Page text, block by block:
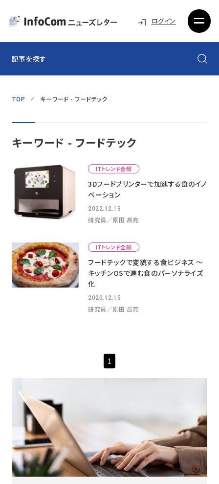
ログイン
記事を探す
TOP キーワード - フードテック
キーワード - フードテック
ITトレンド全般
3Dフードプリンターで加速する食のイノ
ベーション
2022.12.13
研究員／原田 昌亮
ITトレンド全般
フードテックで変貌する食ビジネス ～
キッチンOSで進む食のパーソナライズ
化
2020.12.15
研究員／原田 昌亮
1